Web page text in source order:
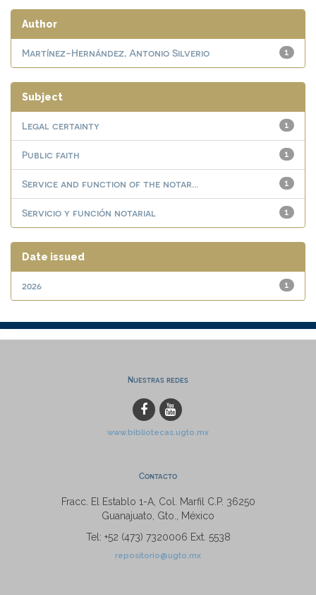
Author
1
Martínez-Hernández, Antonio Silverio
Subject
1
Legal certainty
1
Public faith
1
Service and function of the notar...
1
Servicio y función notarial
Date issued
1
2026
Nuestras redes
www.bibliotecas.ugto.mx
Contacto
Fracc. El Establo 1-A, Col. Marfil C.P. 36250
Guanajuato, Gto., México
Tel: +52 (473) 7320006 Ext. 5538
repositorio@ugto.mx